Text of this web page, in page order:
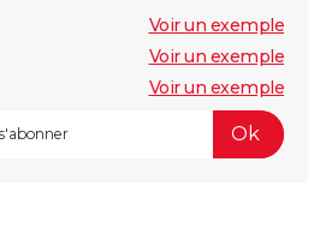
Voir un exemple
Voir un exemple
Voir un exemple